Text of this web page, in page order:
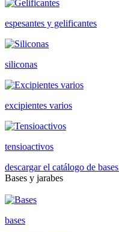
espesantes y gelificantes
siliconas
excipientes varios
tensioactivos
descargar el catálogo de bases
Bases y jarabes
bases